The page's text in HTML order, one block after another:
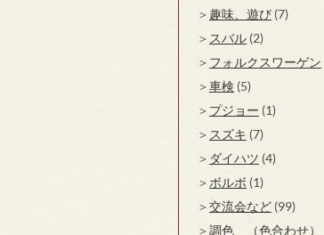
趣味、遊び (7)
スバル (2)
フォルクスワーゲン
車検 (5)
プジョー (1)
スズキ (7)
ダイハツ (4)
ボルボ (1)
交流会など (99)
調色 （色合わせ）